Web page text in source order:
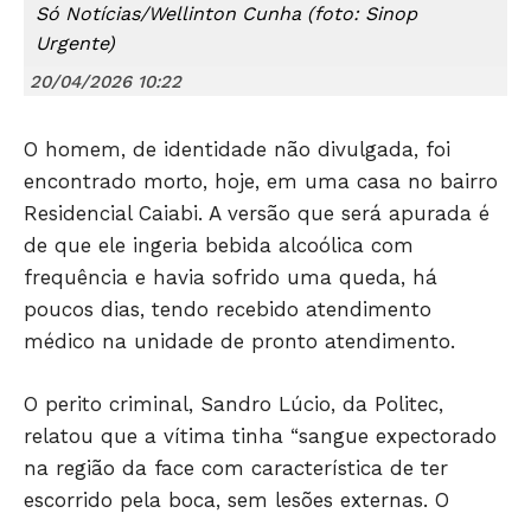
Só Notícias
JUNTE-SE NO WHATSAPP
Só Notícias/Wellinton Cunha (foto: Sinop
Urgente)
20/04/2026 10:22
O homem, de identidade não divulgada, foi
encontrado morto, hoje, em uma casa no bairro
Residencial Caiabi. A versão que será apurada é
de que ele ingeria bebida alcoólica com
frequência e havia sofrido uma queda, há
poucos dias, tendo recebido atendimento
médico na unidade de pronto atendimento.
O perito criminal, Sandro Lúcio, da Politec,
relatou que a vítima tinha “sangue expectorado
na região da face com característica de ter
escorrido pela boca, sem lesões externas. O